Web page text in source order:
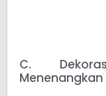
C.
Menenangkan